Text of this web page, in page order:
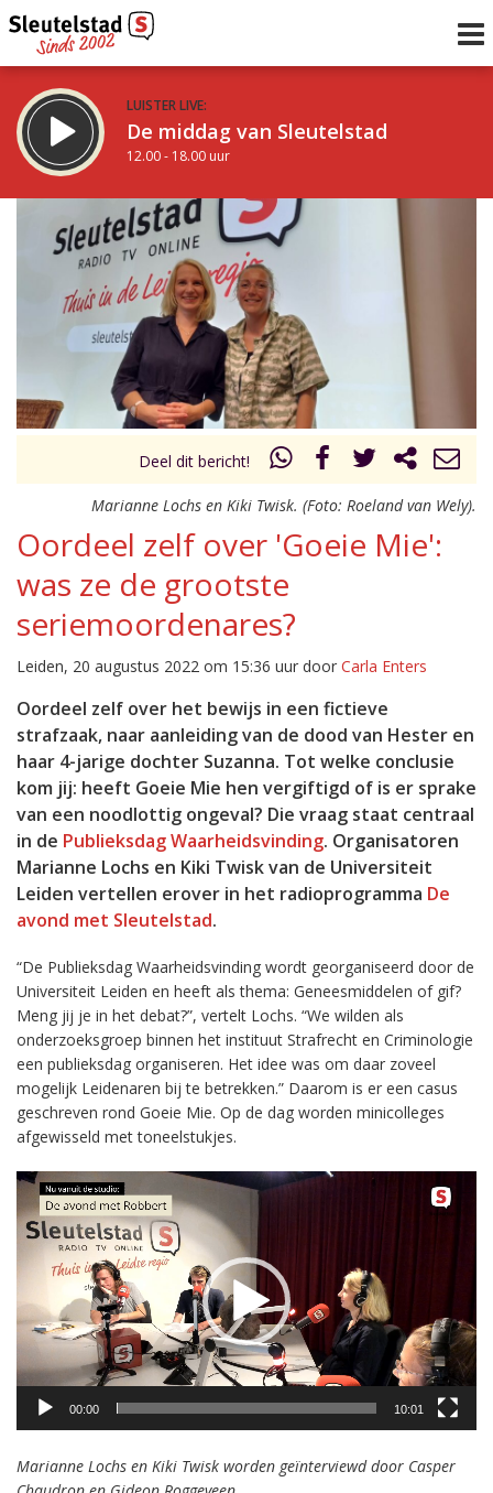
LUISTER LIVE:
De middag van Sleutelstad
12.00 - 18.00 uur
De avond van Sleutelstad
18.00 - 21.00 uur
uur 1 van 0 Volgend uur
Inklappen
Deel dit bericht!
Marianne Lochs en Kiki Twisk. (Foto: Roeland van Wely).
Oordeel zelf over 'Goeie Mie':
was ze de grootste
seriemoordenares?
Leiden, 20 augustus 2022 om 15:36 uur door Carla Enters
Oordeel zelf over het bewijs in een fictieve
strafzaak, naar aanleiding van de dood van Hester en
haar 4-jarige dochter Suzanna. Tot welke conclusie
kom jij: heeft Goeie Mie hen vergiftigd of is er sprake
van een noodlottig ongeval? Die vraag staat centraal
in de Publieksdag Waarheidsvinding. Organisatoren
Marianne Lochs en Kiki Twisk van de Universiteit
Leiden vertellen erover in het radioprogramma De
avond met Sleutelstad.
“De Publieksdag Waarheidsvinding wordt georganiseerd door de
Universiteit Leiden en heeft als thema: Geneesmiddelen of gif?
Meng jij je in het debat?”, vertelt Lochs. “We wilden als
onderzoeksgroep binnen het instituut Strafrecht en Criminologie
een publieksdag organiseren. Het idee was om daar zoveel
mogelijk Leidenaren bij te betrekken.” Daarom is er een casus
geschreven rond Goeie Mie. Op de dag worden minicolleges
afgewisseld met toneelstukjes.
Videospeler
00:00 10:01
Marianne Lochs en Kiki Twisk worden geïnterviewd door Casper